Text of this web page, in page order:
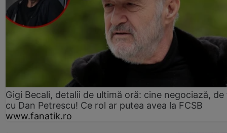
Gigi Becali, detalii de ultimă oră: cine negociază,
cu Dan Petrescu! Ce rol ar putea avea la FCSB
www.fanatik.ro